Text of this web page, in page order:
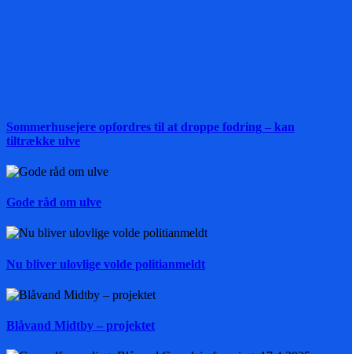
Sommerhusejere opfordres til at droppe fodring – kan
tiltrække ulve
Gode råd om ulve
Nu bliver ulovlige volde politianmeldt
Blåvand Midtby – projektet